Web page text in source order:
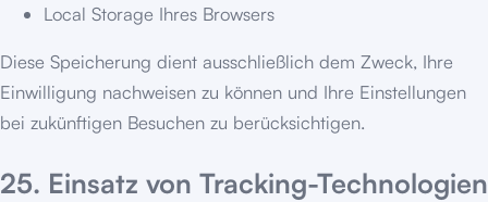
Local Storage Ihres Browsers
Diese Speicherung dient ausschließlich dem Zweck, Ihre
Einwilligung nachweisen zu können und Ihre Einstellungen
bei zukünftigen Besuchen zu berücksichtigen.
25. Einsatz von Tracking-Technologien